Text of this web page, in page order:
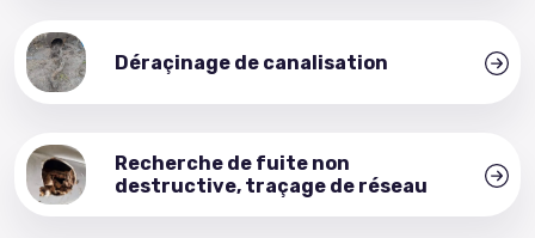
Déraçinage de canalisation
Recherche de fuite non
destructive, traçage de réseau